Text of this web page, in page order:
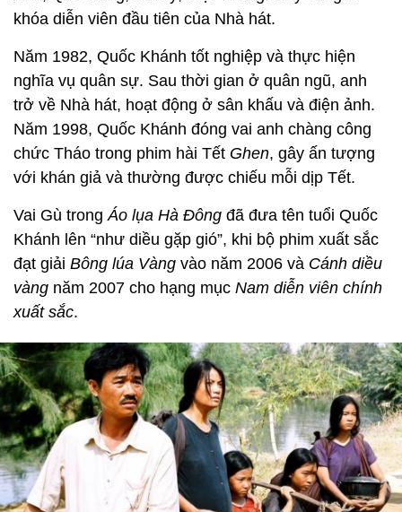
khóa diễn viên đầu tiên của Nhà hát.
Năm 1982, Quốc Khánh tốt nghiệp và thực hiện
nghĩa vụ quân sự. Sau thời gian ở quân ngũ, anh
trở về Nhà hát, hoạt động ở sân khấu và điện ảnh.
Năm 1998, Quốc Khánh đóng vai anh chàng công
chức Tháo trong phim hài Tết Ghen, gây ấn tượng
với khán giả và thường được chiếu mỗi dịp Tết.
Vai Gù trong Áo lụa Hà Đông đã đưa tên tuổi Quốc
Khánh lên “như diều gặp gió”, khi bộ phim xuất sắc
đạt giải Bông lúa Vàng vào năm 2006 và Cánh diều
vàng năm 2007 cho hạng mục Nam diễn viên chính
xuất sắc.